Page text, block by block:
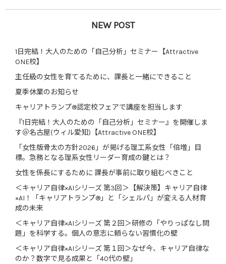
NEW POST
1日完結！大人のための「自己分析」セミナー【Attractive
ONE校】
主任級の女性を育てるために、課長と一緒にできること
夏季休業のお知らせ
キャリアトランプ®認定校フェアで講座を担当します
『1日完結！大人のための「自己分析」セミナー』を開催しま
す＠名古屋(ウィル愛知)【Attractive ONE校】
「女性版骨太の方針2026」が掲げる理工系女性「倍増」目
標。急務となる理系女性リーダー育成の鍵とは？
女性を係長にするために 課長が事前に取り組むべきこと
＜キャリア自律×AIシリーズ 第3回＞【解決策】キャリア自律
×AI！「キャリアトランプ®」と「シェルパ」が変える人材育
成の未来
＜キャリア自律×AIシリーズ 第２回＞研修の「やりっぱなし問
題」を科学する。個人の意志に頼らない習慣化の壁
＜キャリア自律×AIシリーズ 第１回＞なぜ今、キャリア自律な
のか？数字で見る成果と「40代の壁」